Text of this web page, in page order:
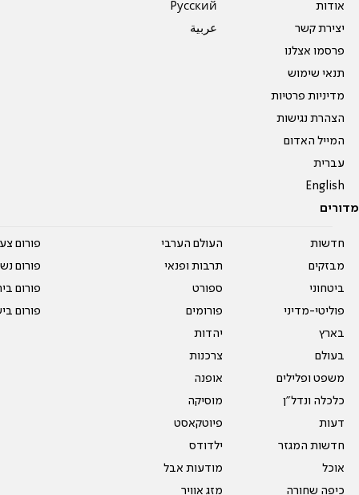
אודות
יצירת קשר
פרסמו אצלנו
תנאי שימוש
מדיניות פרטיות
הצהרת נגישות
המייל האדום
עברית
English
Pусский
عربية
מדורים
חדשות
מבזקים
ביטחוני
פוליטי-מדיני
בארץ
בעולם
משפט ופלילים
כלכלה ונדל"ן
דעות
חדשות המגזר
אוכל
כיפה שחורה
העולם הערבי
תרבות ופנאי
ספורט
פורומים
יהדות
צרכנות
אופנה
מוסיקה
פיוטקאסט
ילדודס
מודעות אבל
מזג אוויר
פורום
פורום
פורום
פורום